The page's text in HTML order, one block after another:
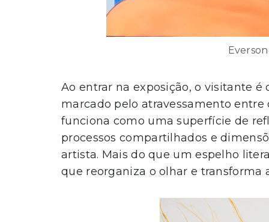
Everson
Ao entrar na exposição, o visitante
marcado pelo atravessamento
funciona como uma superfície de
processos compartilhados e
artista. Mais do que um espelho
que reorganiza o olhar e transforma